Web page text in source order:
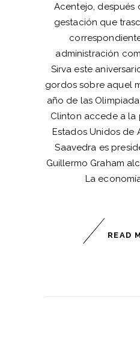
Acentejo, después
gestación que
administración
Sirva este
gordos sobre aquel
año de las
Clinton accede a la
Estados Unidos de
Saavedra es
Guillermo Graham
La
READ